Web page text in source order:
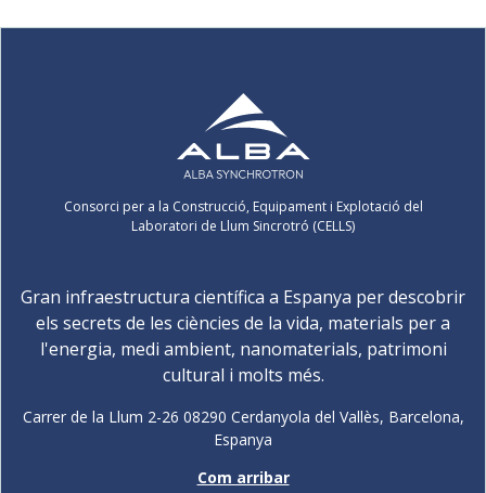
Consorci per a la Construcció, Equipament i Explotació del
Laboratori de Llum Sincrotró (CELLS)
Gran infraestructura científica a Espanya per descobrir
els secrets de les ciències de la vida, materials per a
l'energia, medi ambient, nanomaterials, patrimoni
cultural i molts més.
Carrer de la Llum 2-26 08290 Cerdanyola del Vallès, Barcelona,
Espanya
Com arribar